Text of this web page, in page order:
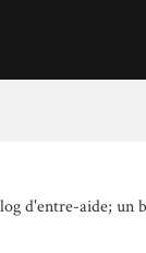
d'entre-aide;